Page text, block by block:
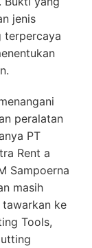
jenis
terpercaya
peralatan
PT
Rent a
Sampoerna
masih
ke
Tools,